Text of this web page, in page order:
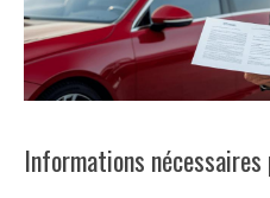
Informations nécessaires